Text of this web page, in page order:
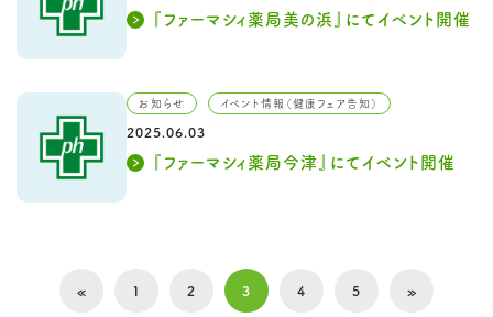
『ファーマシィ薬局美の浜』にてイベント開催
お知らせ イベント情報（健康フェア告知）
2025.06.03
『ファーマシィ薬局今津』にてイベント開催
« 1 2 3 4 5 »